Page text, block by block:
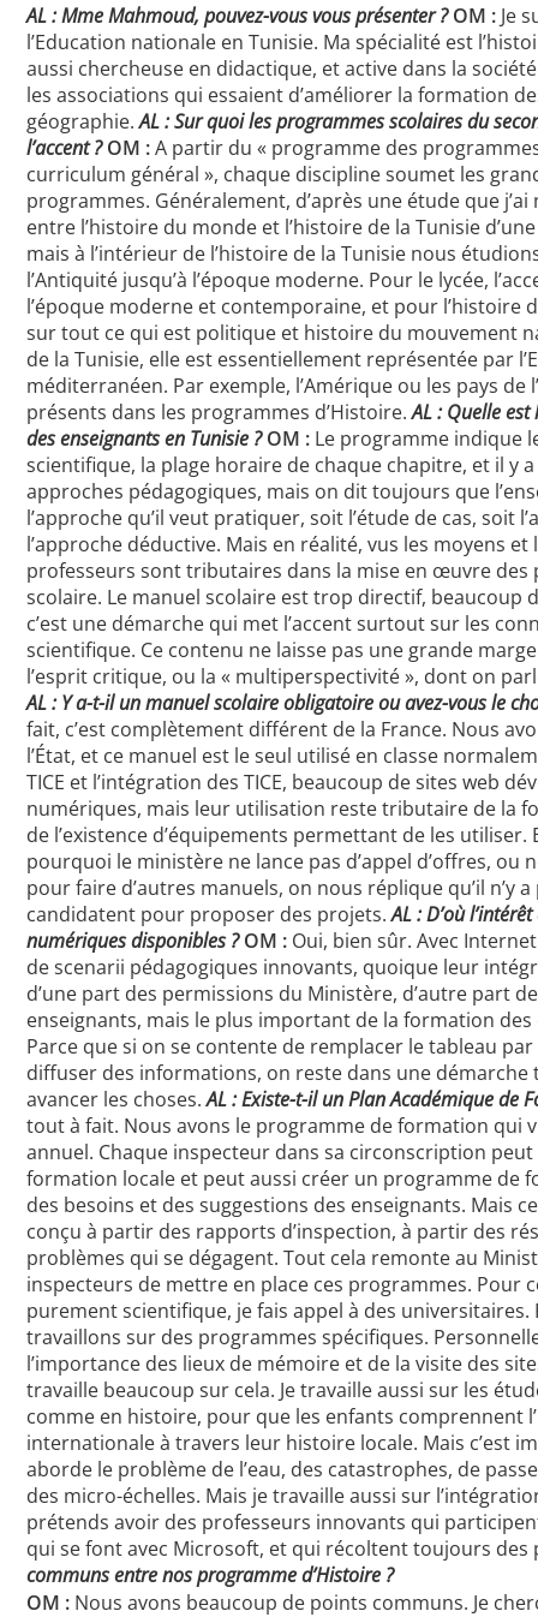
AL : Mme Mahmoud, pouvez-vous vous présenter ? OM : Je
l’Education nationale en Tunisie. Ma spécialité est
aussi chercheuse en didactique, et active dans la
les associations qui essaient d’améliorer la formation
géographie.AL : Sur quoi les programmes scolaires du
l’accent ? OM :A partir du « programme des
curriculum général », chaque discipline soumet les
programmes. Généralement, d’après une étude que
entre l’histoire du monde et l’histoire de la Tunisie
mais à l’intérieur de l’histoire de la Tunisie nous
l’Antiquité jusqu’à l’époque moderne. Pour le lycée,
l’époque moderne et contemporaine, et pour l’histoire
sur tout ce qui est politique et histoire du mouvement
de la Tunisie, elle est essentiellement représentée par
méditerranéen. Par exemple, l’Amérique ou les pays de
présents dans les programmes d’Histoire.AL : Quelle
des enseignants en Tunisie ? OM : Le programme indique
scientifique, la plage horaire de chaque chapitre, et il y
approches pédagogiques, mais on dit toujours que
l’approche qu’il veut pratiquer, soit l’étude de cas, soit
l’approche déductive. Mais en réalité, vus les moyens
professeurs sont tributaires dans la mise en œuvre
scolaire. Le manuel scolaire est trop directif, beaucoup
c’est une démarche qui met l’accent surtout sur les
scientifique. Ce contenu ne laisse pas une grande
l’esprit critique, ou la « multiperspectivité », dont on
AL : Y a-t-il un manuel scolaire obligatoire ou avez-vous le
fait, c’est complètement différent de la France. Nous
l’État, et ce manuel est le seul utilisé en classe
TICE et l’intégration des TICE, beaucoup de sites web
numériques, mais leur utilisation reste tributaire de la
de l’existence d’équipements permettant de les utiliser.
pourquoi le ministère ne lance pas d’appel d’offres, ou
pour faire d’autres manuels, on nous réplique qu’il n’y a
candidatent pour proposer des projets.AL : D’où
numériques disponibles ? OM : Oui, bien sûr. Avec
de scenarii pédagogiques innovants, quoique leur
d’une part des permissions du Ministère, d’autre part
enseignants, mais le plus important de la formation
Parce que si on se contente de remplacer le tableau
diffuser des informations, on reste dans une démarche
avancer les choses.AL : Existe-t-il un Plan Académique de
tout à fait. Nous avons le programme de formation qui
annuel. Chaque inspecteur dans sa circonscription
formation locale et peut aussi créer un programme de
des besoins et des suggestions des enseignants. Mais
conçu à partir des rapports d’inspection, à partir des
problèmes qui se dégagent. Tout cela remonte au
inspecteurs de mettre en place ces programmes. Pour
purement scientifique, je fais appel à des
travaillons sur des programmes spécifiques.
l’importance des lieux de mémoire et de la visite des
travaille beaucoup sur cela. Je travaille aussi sur les
comme en histoire, pour que les enfants comprennent
internationale à travers leur histoire locale. Mais c’est
aborde le problème de l’eau, des catastrophes, de
des micro-échelles. Mais je travaille aussi sur
prétends avoir des professeurs innovants qui
qui se font avec Microsoft, et qui récoltent toujours
communs entre nos programme d’Histoire ?
OM : Nous avons beaucoup de points communs. Je